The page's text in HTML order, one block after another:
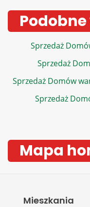
Sprzedaż
Sprzedaż
Sprzedaż Domów
Sprzedaż
Mapa
Mieszkania